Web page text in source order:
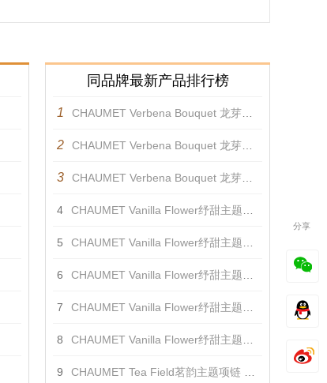
同品牌最新产品排行榜
1 CHAUMET Verbena Bouquet 龙芽主题项链 项链
2 CHAUMET Verbena Bouquet 龙芽主题戒指 戒指
3 CHAUMET Verbena Bouquet 龙芽主题耳环 耳饰
4 CHAUMET Vanilla Flower纾甜主题胸针 胸针
5 CHAUMET Vanilla Flower纾甜主题项链 项链
6 CHAUMET Vanilla Flower纾甜主题戒指 戒指
7 CHAUMET Vanilla Flower纾甜主题冠冕 发饰
8 CHAUMET Vanilla Flower纾甜主题耳环 耳饰
9 CHAUMET Tea Field茗韵主题项链 项链
分享